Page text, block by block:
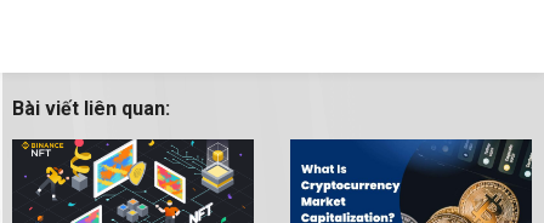
Bài viết liên quan: